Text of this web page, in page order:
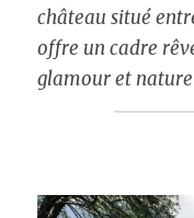
château situé
offre un cadre
glamour et nature
Les Féeriques
Halloween
Visites exclusives